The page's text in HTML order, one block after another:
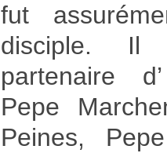
fut
disciple. Il
partenaire
Pepe
Peines,